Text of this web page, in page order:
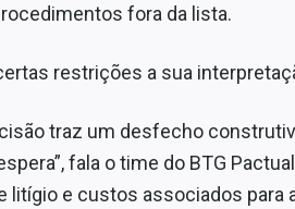
fora da lista.
restrições a sua
traz um desfecho
fala o time do BTG
litígio e custos associados para